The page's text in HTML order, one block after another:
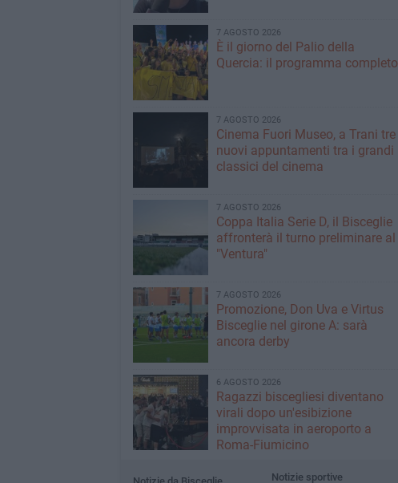
7 AGOSTO 2026
È il giorno del Palio della
Quercia: il programma completo
7 AGOSTO 2026
Cinema Fuori Museo, a Trani tre
nuovi appuntamenti tra i grandi
classici del cinema
7 AGOSTO 2026
Coppa Italia Serie D, il Bisceglie
affronterà il turno preliminare al
"Ventura"
7 AGOSTO 2026
Promozione, Don Uva e Virtus
Bisceglie nel girone A: sarà
ancora derby
6 AGOSTO 2026
Ragazzi biscegliesi diventano
virali dopo un'esibizione
improvvisata in aeroporto a
Roma-Fiumicino
Notizie sportive